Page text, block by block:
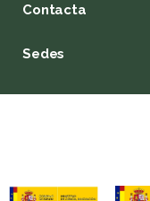
Contacta
Sedes